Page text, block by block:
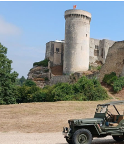
Véhicules Militaires .com
Bienvenue sur LE forum des passionnés de
toutes époques. De nombreuses rubriques sont
ou simplement partager vos activités.